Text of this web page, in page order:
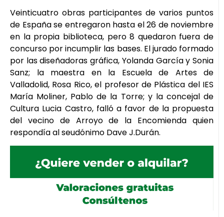
Veinticuatro obras participantes de varios puntos
de España se entregaron hasta el 26 de noviembre
en la propia biblioteca, pero 8 quedaron fuera de
concurso por incumplir las bases. El jurado formado
por las diseñadoras gráfica, Yolanda García y Sonia
Sanz; la maestra en la Escuela de Artes de
Valladolid, Rosa Rico, el profesor de Plástica del IES
María Moliner, Pablo de la Torre; y la concejal de
Cultura Lucia Castro, falló a favor de la propuesta
del vecino de Arroyo de la Encomienda quien
respondía al seudónimo Dave J.Durán.